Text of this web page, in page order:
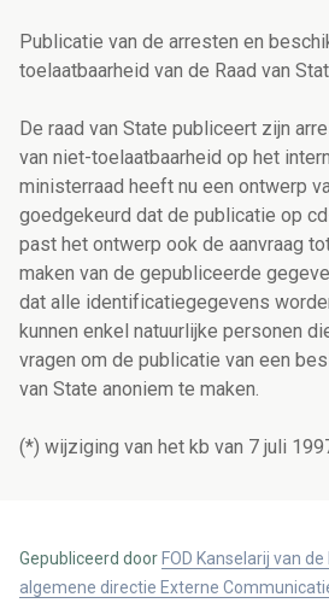
Publicatie van de arresten en
toelaatbaarheid van de Raad van
De raad van State publiceert zijn
van niet-toelaatbaarheid op het
ministerraad heeft nu een ontwerp
goedgekeurd dat de publicatie op
past het ontwerp ook de aanvraag
maken van de gepubliceerde
dat alle identificatiegegevens
kunnen enkel natuurlijke personen
vragen om de publicatie van een
van State anoniem te maken.
(*) wijziging van het kb van 7 juli
Gepubliceerd door FOD Kanselarij van
algemene directie Externe